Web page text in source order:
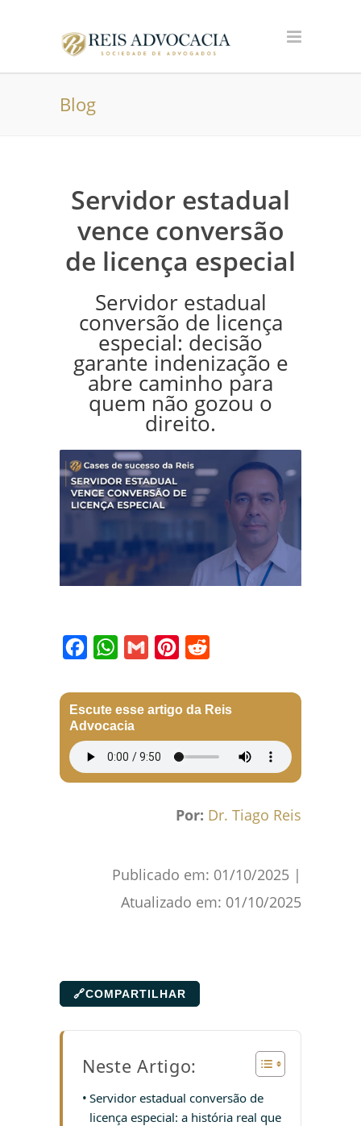
Blog
Servidor estadual
vence conversão
de licença especial
Servidor estadual
conversão de licença
especial: decisão
garante indenização e
abre caminho para
quem não gozou o
direito.
FacebookWhatsApp
Gmail Pinterest
Escute esse artigo da Reis
Advocacia
Por: Dr. Tiago Reis
Publicado em: 01/10/2025 |
Atualizado em: 01/10/2025
🔗COMPARTILHAR
Neste Artigo:
Servidor estadual conversão de
licença especial: a história real que